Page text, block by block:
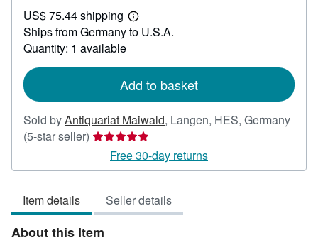
35.72
US$ 75.44 shipping
Learn
more
Ships from Germany to U.S.A.
Quantity: 1 available
Add to basket
Sold byAntiquariat Maiwald, Langen, HES, Germany
(5-star seller) Seller
rating
5
5
stars
Free 30-day returns
Item details Seller details
About this Item